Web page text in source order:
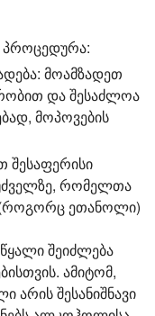
პროცედურა:
მოამზადეთ
და შესაძლოა
მოპოვების
შესაფერისი
რომელთა
ეთანოლი)
შეიძლება
ამიტომ,
არის შესანიშნავი